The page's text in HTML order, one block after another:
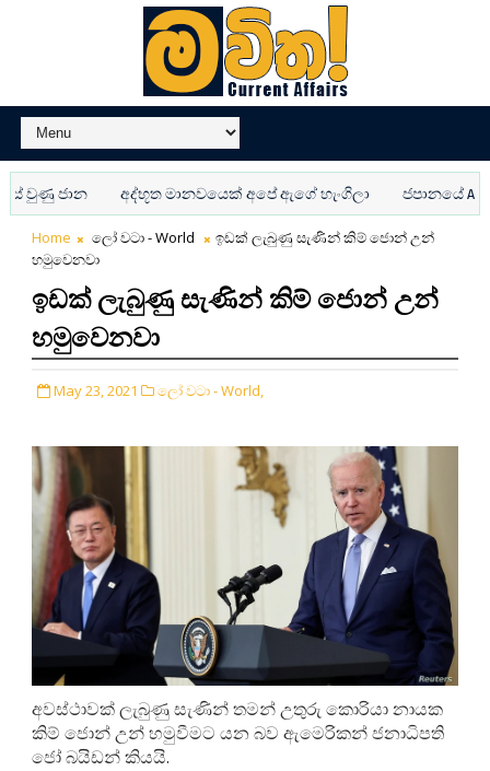
ජාන අද්භූත මානවයෙක් අපේ ඇගේ හැංගිලා ජපානයේ AI
Home ලෝ වටා - World
ඉඩක් ලැබුණු සැණින් කිම් ජොන් උන්
හමුවෙනවා
ඉඩක් ලැබුණු සැණින් කිම් ජොන් උන්
හමුවෙනවා
May 23, 2021 ලෝ වටා - World,
අවස්ථාවක් ලැබුණු සැණින් තමන් උතුරු කොරියා නායක
කිම් ජොන් උන් හමුවීමට යන බව ඇමෙරිකන් ජනාධිපති
ජෝ බයිඩන් කියයි.